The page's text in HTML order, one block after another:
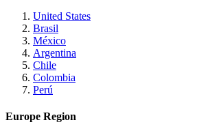
United States
Brasil
México
Argentina
Chile
Colombia
Perú
Europe Region